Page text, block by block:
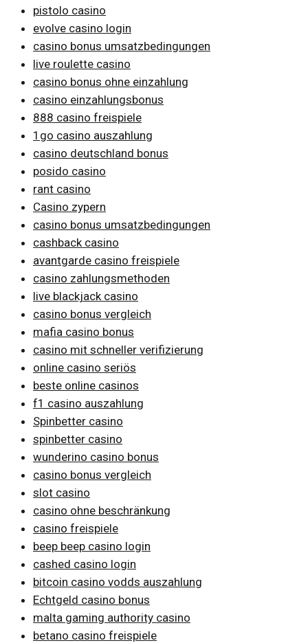
pistolo casino
evolve casino login
casino bonus umsatzbedingungen
live roulette casino
casino bonus ohne einzahlung
casino einzahlungsbonus
888 casino freispiele
1go casino auszahlung
casino deutschland bonus
posido casino
rant casino
Casino zypern
casino bonus umsatzbedingungen
cashback casino
avantgarde casino freispiele
casino zahlungsmethoden
live blackjack casino
casino bonus vergleich
mafia casino bonus
casino mit schneller verifizierung
online casino seriös
beste online casinos
f1 casino auszahlung
Spinbetter casino
spinbetter casino
wunderino casino bonus
casino bonus vergleich
slot casino
casino ohne beschränkung
casino freispiele
beep beep casino login
cashed casino login
bitcoin casino vodds auszahlung
Echtgeld casino bonus
malta gaming authority casino
betano casino freispiele